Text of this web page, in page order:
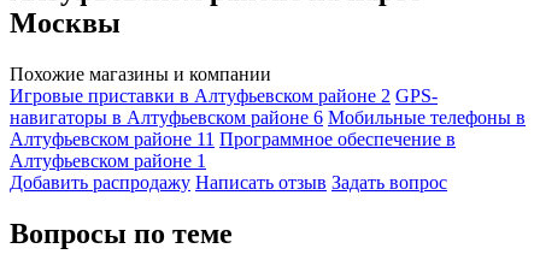
Москвы
Похожие магазины и компании
Игровые приставки в Алтуфьевском районе 2 GPS-
навигаторы в Алтуфьевском районе 6 Мобильные телефоны в
Алтуфьевском районе 11 Программное обеспечение в
Алтуфьевском районе 1
Добавить раcпродажу Написать отзыв Задать вопрос
Вопросы по теме